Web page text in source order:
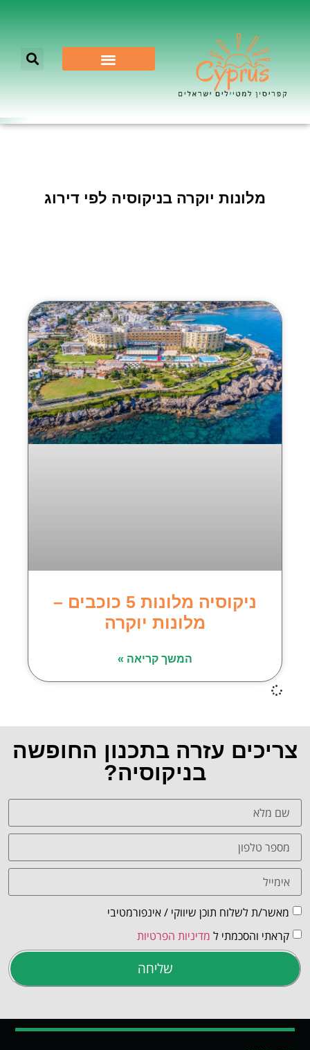
מלונות יוקרה בניקוסיה לפי דירוג
ניקוסיה מלונות 5 כוכבים –
מלונות יוקרה
המשך קריאה »
צריכים עזרה בתכנון החופשה
בניקוסיה?
מאשר/ת לשלוח תוכן שיווקי / אינפורמטיבי
קראתי והסכמתי ל מדיניות הפרטיות
שליחה